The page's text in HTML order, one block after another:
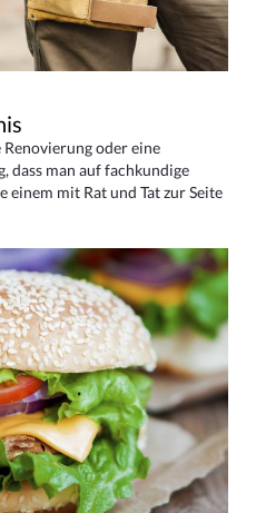
oder eine
dass man auf fachkundige
mit Rat und Tat zur Seite